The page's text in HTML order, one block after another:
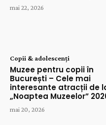
mai 22, 2026
Copii & adolescenți
Muzee pentru copii în
București – Cele mai
interesante atracții de
„Noaptea Muzeelor”
mai 20, 2026